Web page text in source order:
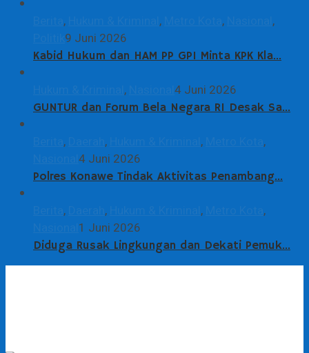
, , ,
,
9 Juni 2026
Kabid Hukum dan HAM PP GPI Minta KPK Kla…
, 4 Juni 2026
GUNTUR dan Forum Bela Negara RI Desak Sa…
, , ,
,
4 Juni 2026
Polres Konawe Tindak Aktivitas Penambang…
, , ,
,
1 Juni 2026
Diduga Rusak Lingkungan dan Dekati Pemuk…